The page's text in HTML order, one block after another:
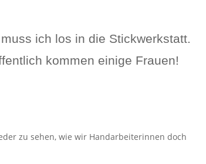
ich los in die Stickwerkstatt.
kommen einige Frauen!
zu sehen, wie wir Handarbeiterinnen doch